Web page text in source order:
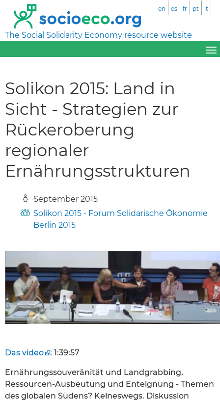
The Social Solidarity Economy resource website
en es fr pt it
Solikon 2015: Land in
Sicht - Strategien zur
Rückeroberung
regionaler
Ernährungsstrukturen
September 2015
Solikon 2015 - Forum Solidarische Ôkonomie
Berlin 2015
Das video : 1:39:57
Ernährungssouveränität und Landgrabbing,
Ressourcen-Ausbeutung und Enteignung - Themen
des globalen Südens? Keineswegs. Diskussion